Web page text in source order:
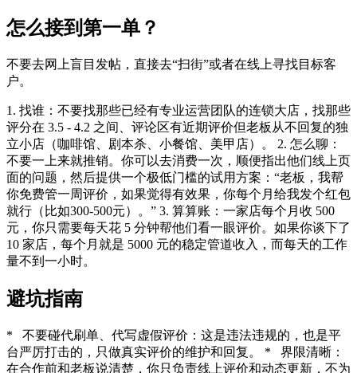
怎么接到第一单？
不要去网上盲目发帖，直接去“扫街”或者在线上寻找目标客
户。
1. 找谁：不要找那些已经有专业运营团队的连锁大店，找那些
评分在 3.5 - 4.2 之间、评论区有近期评价但老板从不回复的独
立小店（咖啡馆、剧本杀、小餐馆、美甲店）。 2. 怎么聊：
不要一上来就推销。你可以去消费一次，顺便指出他们线上页
面的问题，然后提供一个极低门槛的试用方案：“老板，我帮
你免费管一周评价，如果觉得有效果，你每个月给我发个红包
就行（比如300-500元）。” 3. 算算账：一家店每个月收 500
元，你只需要每天花 5 分钟帮他们看一眼评价。如果你谈下了
10 家店，每个月就是 5000 元的稳定管道收入，而每天的工作
量不到一小时。
避坑指南
* 不要碰代刷单、代写虚假评价：这是违法违规的，也是平
台严厉打击的，只做真实评价的维护和回复。 * 界限清晰：
在合作前和老板说清楚，你只负责线上评价和动态更新，不为